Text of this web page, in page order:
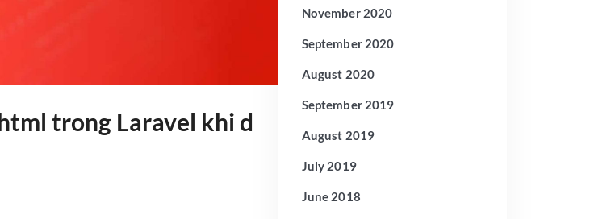
trong Laravel khi d
November 2020
September 2020
August 2020
September 2019
August 2019
July 2019
June 2018